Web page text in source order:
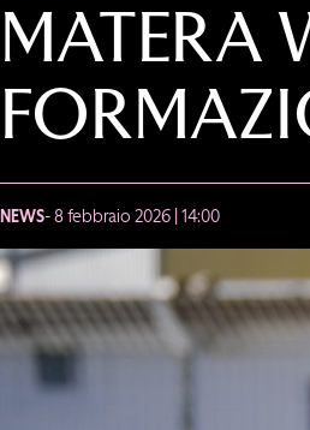
MATERA
NEWS- 8 febbraio 2026 | 14:00